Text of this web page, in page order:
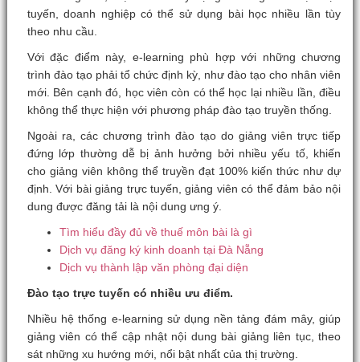
tuyến, doanh nghiệp có thể sử dụng bài học nhiều lần tùy
theo nhu cầu.
Với đặc điểm này, e-learning phù hợp với những chương
trình đào tạo phải tổ chức định kỳ, như đào tạo cho nhân viên
mới. Bên cạnh đó, học viên còn có thể học lại nhiều lần, điều
không thể thực hiện với phương pháp đào tạo truyền thống.
Ngoài ra, các chương trình đào tạo do giảng viên trực tiếp
đứng lớp thường dễ bị ảnh hưởng bởi nhiều yếu tố, khiến
cho giảng viên không thể truyền đạt 100% kiến thức như dự
định. Với bài giảng trực tuyến, giảng viên có thể đảm bảo nội
dung được đăng tải là nội dung ưng ý.
Tìm hiểu đầy đủ về thuế môn bài là gì
Dịch vụ đăng ký kinh doanh tại Đà Nẵng
Dịch vụ thành lập văn phòng đại diện
Đào tạo trực tuyến có nhiều ưu điểm.
Nhiều hệ thống e-learning sử dụng nền tảng đám mây, giúp
giảng viên có thể cập nhật nội dung bài giảng liên tục, theo
sát những xu hướng mới, nổi bật nhất của thị trường.